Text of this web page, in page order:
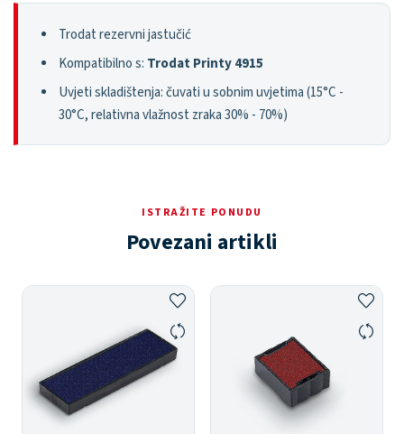
Trodat rezervni jastučić
Kompatibilno s: Trodat Printy 4915
Uvjeti skladištenja: čuvati u sobnim uvjetima (15°C -
30°C, relativna vlažnost zraka 30% - 70%)
ISTRAŽITE PONUDU
Povezani artikli